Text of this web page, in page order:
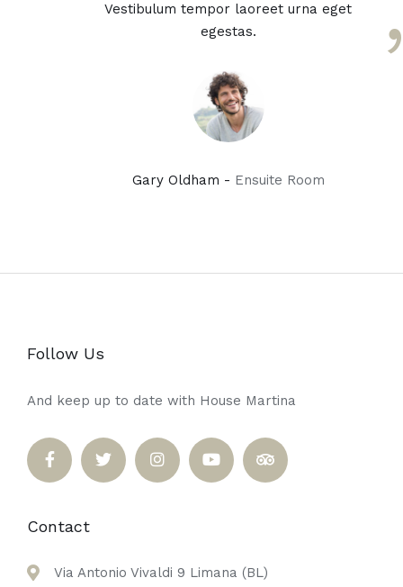
Vestibulum tempor laoreet urna eget
egestas.
Gary Oldham - Ensuite Room
Follow Us
And keep up to date with House Martina
Contact
Via Antonio Vivaldi 9 Limana (BL)